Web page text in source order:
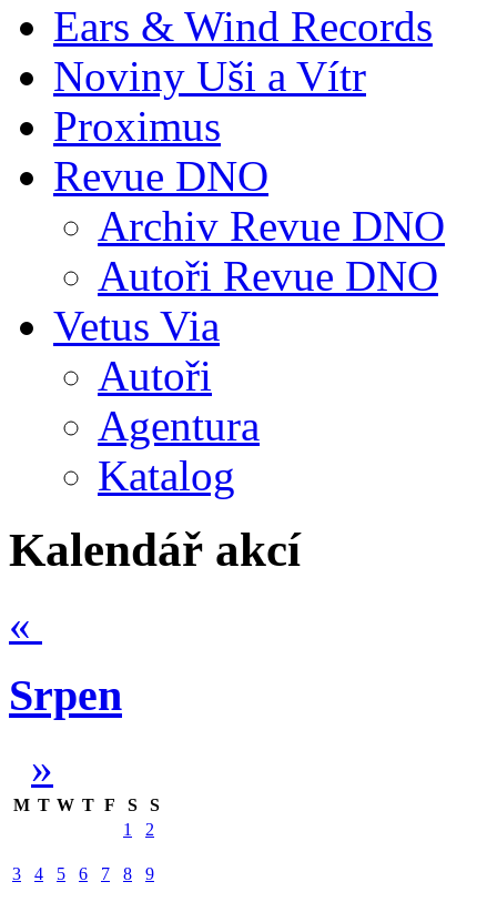
Ears & Wind Records
Noviny Uši a Vítr
Proximus
Revue DNO
Archiv Revue DNO
Autoři Revue DNO
Vetus Via
Autoři
Agentura
Katalog
Kalendář akcí
«
Srpen
»
M T W T F S
S
1
2
3 4 5 6 7 8 9